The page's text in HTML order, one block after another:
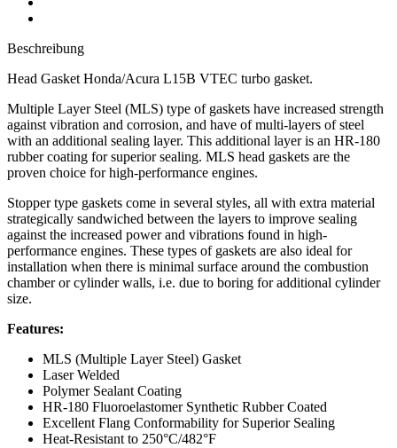
Beschreibung
Head Gasket Honda/Acura L15B VTEC turbo gasket.
Multiple Layer Steel (MLS) type of gaskets have increased strength
against vibration and corrosion, and have of multi-layers of steel
with an additional sealing layer. This additional layer is an HR-180
rubber coating for superior sealing. MLS head gaskets are the
proven choice for high-performance engines.
Stopper type gaskets come in several styles, all with extra material
strategically sandwiched between the layers to improve sealing
against the increased power and vibrations found in high-
performance engines. These types of gaskets are also ideal for
installation when there is minimal surface around the combustion
chamber or cylinder walls, i.e. due to boring for additional cylinder
size.
Features:
MLS (Multiple Layer Steel) Gasket
Laser Welded
Polymer Sealant Coating
HR-180 Fluoroelastomer Synthetic Rubber Coated
Excellent Flang Conformability for Superior Sealing
Heat-Resistant to 250°C/482°F